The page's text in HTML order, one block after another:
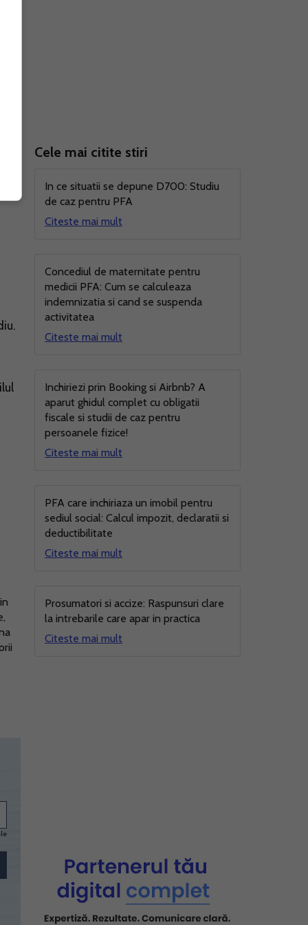
Cele mai citite stiri
In ce situatii se depune D700: Studiu
de caz pentru PFA
Citeste mai mult
Concediul de maternitate pentru
medicii PFA: Cum se calculeaza
indemnizatia si cand se suspenda
activitatea
Citeste mai mult
Inchiriezi prin Booking si Airbnb? A
aparut ghidul complet cu obligatii
fiscale si studii de caz pentru
persoanele fizice!
Citeste mai mult
PFA care inchiriaza un imobil pentru
sediul social: Calcul impozit, declaratii si
deductibilitate
Citeste mai mult
Prosumatori si accize: Raspunsuri clare
la intrebarile care apar in practica
Citeste mai mult